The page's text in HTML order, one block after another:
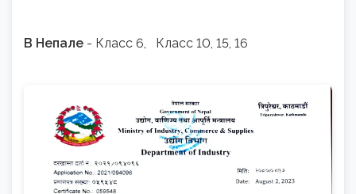
В Непале - Класс 6, Класс 10, 15, 16